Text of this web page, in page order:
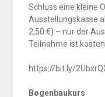
Schluss eine kleine
Ausstellungskasse
2,50 €) – nur der
Teilnahme ist
https://bit.ly/
Bogenbaukurs